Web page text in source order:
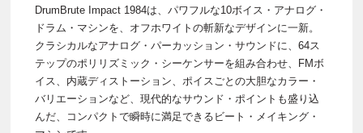
DrumBrute Impact 1984は、パワフルな10ボイス・アナログ・
ドラム・マシンを、オフホワイトの斬新なデザインに一新。
クラシカルなアナログ・パーカッション・サウンドに、64ス
テップのポリリズミック・シーケンサーを組み合わせ、FMボ
イス、内蔵ディストーション、ポイスごとの大胆なカラー・
バリエーションなど、現代的なサウンド・ポイントも盛り込
んだ、コンパクトで瞬時に満足できるビート・メイキング・